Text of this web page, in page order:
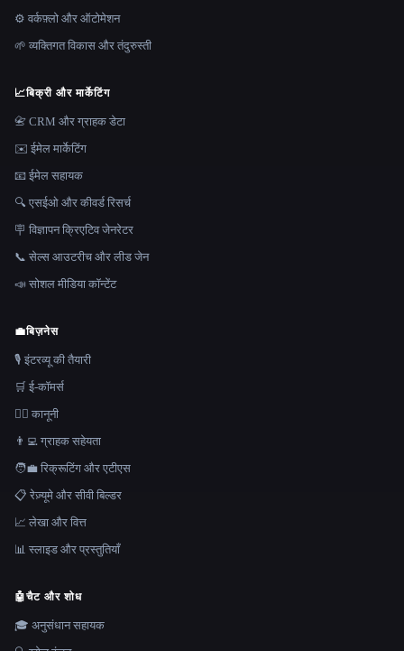
⚙️ वर्कफ़्लो और ऑटोमेशन
🌱 व्यक्तिगत विकास और तंदुरुस्ती
📈बिक्री और मार्केटिंग
📇 CRM और ग्राहक डेटा
✉️ ईमेल मार्केटिंग
📧 ईमेल सहायक
🔍 एसईओ और कीवर्ड रिसर्च
🪧 विज्ञापन क्रिएटिव जेनरेटर
📞 सेल्स आउटरीच और लीड जेन
📣 सोशल मीडिया कॉन्टेंट
💼बिज़नेस
🎙️ इंटरव्यू की तैयारी
🛒 ई-कॉमर्स
👩‍⚖️ कानूनी
👨‍💻 ग्राहक सहेयता
🧑‍💼 रिक्रूटिंग और एटीएस
📋 रेज़्यूमे और सीवी बिल्डर
📈 लेखा और वित्त
📊 स्लाइड और प्रस्तुतियाँ
🤖चैट और शोध
🎓 अनुसंधान सहायक